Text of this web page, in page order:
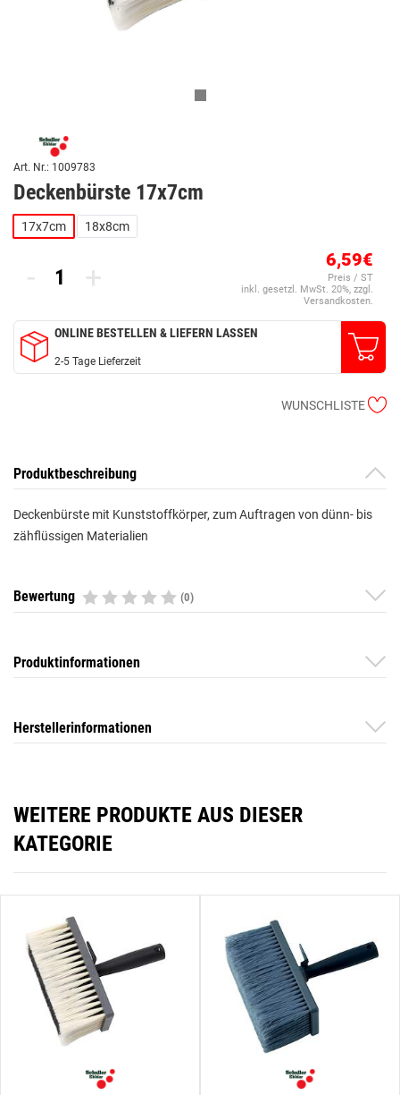
Art. Nr.: 1009783
Deckenbürste 17x7cm
17x7cm 18x8cm
- + 6,59€
Preis / ST
inkl. gesetzl. MwSt. 20%, zzgl.
Versandkosten.
ONLINE BESTELLEN & LIEFERN LASSEN
2-5 Tage Lieferzeit
WUNSCHLISTE
Produktbeschreibung
Deckenbürste mit Kunststoffkörper, zum Auftragen von dünn- bis
zähflüssigen Materialien
Bewertung (0)
Produktinformationen
Herstellerinformationen
WEITERE PRODUKTE AUS DIESER
KATEGORIE